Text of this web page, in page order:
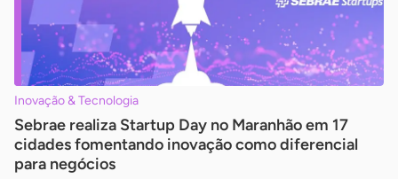
Inovação & Tecnologia
Sebrae realiza Startup Day no Maranhão em 17
cidades fomentando inovação como diferencial
para negócios